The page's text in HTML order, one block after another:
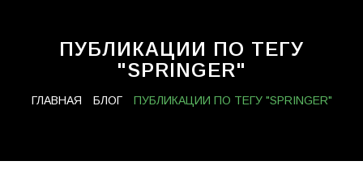
ПУБЛИКАЦИИ ПО ТЕГУ
"SPRINGER"
ГЛАВНАЯ БЛОГ ПУБЛИКАЦИИ ПО ТЕГУ "SPRINGER"